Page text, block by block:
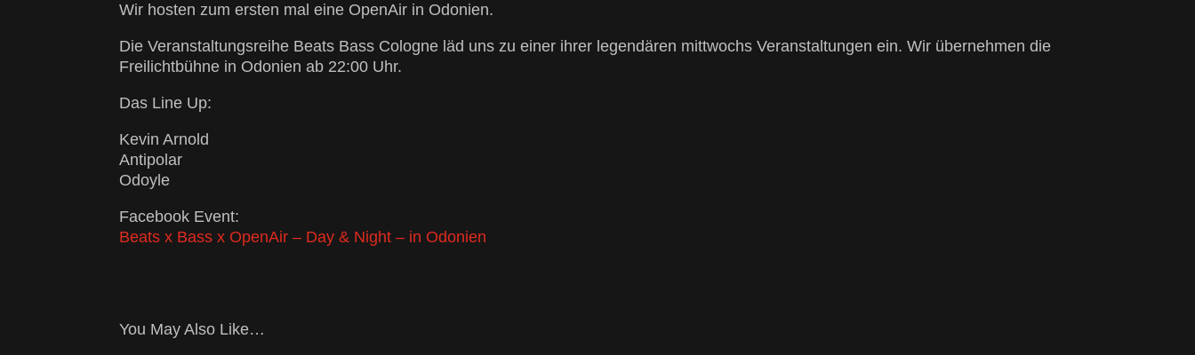
Wir hosten zum ersten mal eine OpenAir in Odonien.
Die Veranstaltungsreihe Beats Bass Cologne läd uns zu einer ihrer legendären mittwochs Veranstaltungen ein. Wir übernehmen die
Freilichtbühne in Odonien ab 22:00 Uhr.
Das Line Up:
Kevin Arnold
Antipolar
Odoyle
Facebook Event:
Beats x Bass x OpenAir – Day & Night – in Odonien
You May Also Like…